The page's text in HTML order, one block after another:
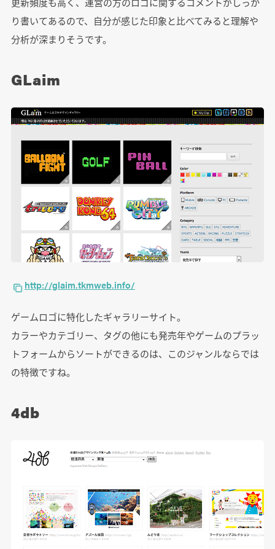
り書いてあるので、自分が感じた印象と比べてみると理解や
分析が深まりそうです。
GLaim
http://glaim.tkmweb.info/
ゲームロゴに特化したギャラリーサイト。
カラーやカテゴリー、タグの他にも発売年やゲームのプラッ
トフォームからソートができるのは、このジャンルならでは
の特徴ですね。
4db